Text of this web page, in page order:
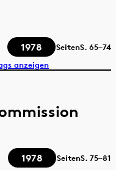
1978 SeitenS. 65–74
anzeigen
1978 SeitenS. 75–81